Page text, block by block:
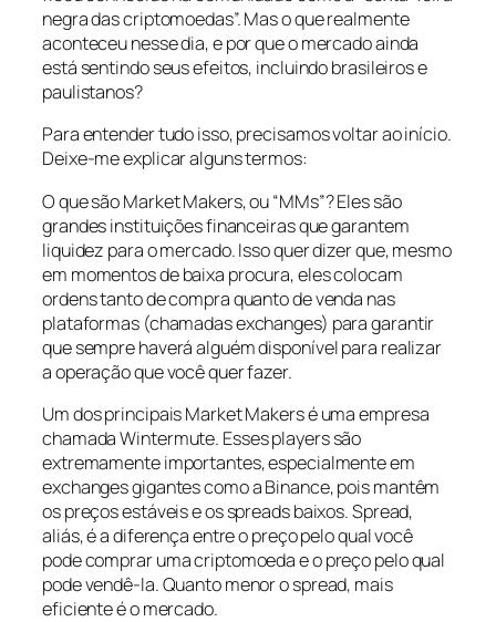
negra das criptomoedas”. Mas o que realmente
aconteceu nesse dia, e por que o mercado ainda
está sentindo seus efeitos, incluindo brasileiros e
paulistanos?
Para entender tudo isso, precisamos voltar ao início.
Deixe-me explicar alguns termos:
O que são Market Makers, ou “MMs”? Eles são
grandes instituições financeiras que garantem
liquidez para o mercado. Isso quer dizer que, mesmo
em momentos de baixa procura, eles colocam
ordens tanto de compra quanto de venda nas
plataformas (chamadas exchanges) para garantir
que sempre haverá alguém disponível para realizar
a operação que você quer fazer.
Um dos principais Market Makers é uma empresa
chamada Wintermute. Esses players são
extremamente importantes, especialmente em
exchanges gigantes como a Binance, pois mantêm
os preços estáveis e os spreads baixos. Spread,
aliás, é a diferença entre o preço pelo qual você
pode comprar uma criptomoeda e o preço pelo qual
pode vendê-la. Quanto menor o spread, mais
eficiente é o mercado.